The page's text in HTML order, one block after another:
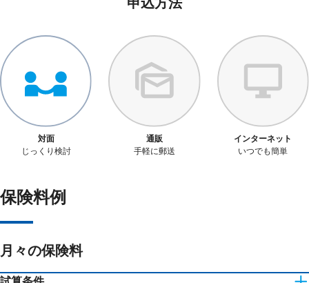
対面
じっくり検討
通販
手軽に郵送
インターネット
いつでも簡単
保険料例
月々の保険料